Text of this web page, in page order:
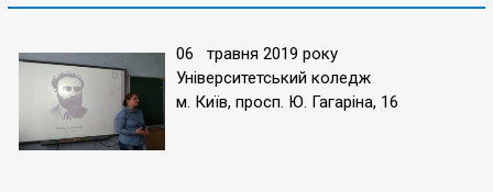
06 травня 2019 року
Університетський коледж
м. Київ, просп. Ю. Гагаріна, 16